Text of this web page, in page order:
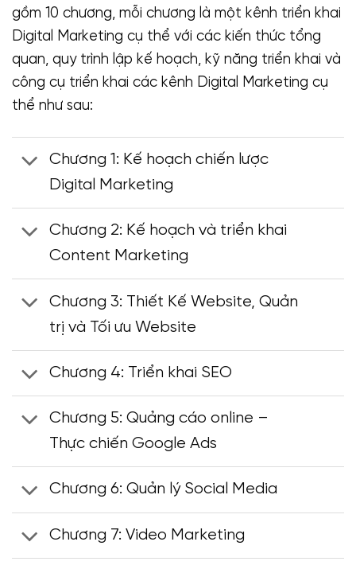
gồm 10 chương, mỗi chương là một kênh triển khai
Digital Marketing cụ thể với các kiến thức tổng
quan, quy trình lập kế hoạch, kỹ năng triển khai và
công cụ triển khai các kênh Digital Marketing cụ
thể như sau:
Chương 1: Kế hoạch chiến lược
Digital Marketing
Chương 2: Kế hoạch và triển khai
Content Marketing
Chương 3: Thiết Kế Website, Quản
trị và Tối ưu Website
Chương 4: Triển khai SEO
Chương 5: Quảng cáo online –
Thực chiến Google Ads
Chương 6: Quản lý Social Media
Chương 7: Video Marketing